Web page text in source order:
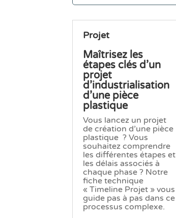
Projet
Maîtrisez les
étapes clés d’un
projet
d’industrialisation
d’une pièce
plastique
Vous lancez un projet
de création d’une pièce
plastique ? Vous
souhaitez comprendre
les différentes étapes et
les délais associés à
chaque phase ? Notre
fiche technique
« Timeline Projet » vous
guide pas à pas dans ce
processus complexe.